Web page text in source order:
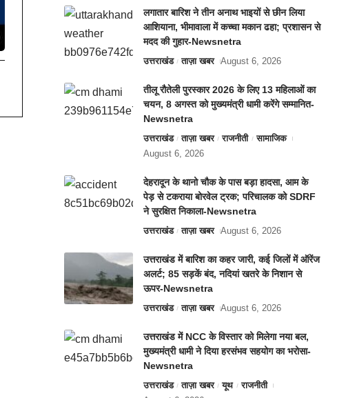
लगातार बारिश ने तीन अनाथ भाइयों से छीन लिया
आशियाना, भीमावाला में कच्चा मकान ढहा; प्रशासन से
मदद की गुहार-Newsnetra
उत्तराखंड ताज़ा खबर August 6, 2026
तीलू रौतेली पुरस्कार 2026 के लिए 13 महिलाओं का
चयन, 8 अगस्त को मुख्यमंत्री धामी करेंगे सम्मानित-
Newsnetra
उत्तराखंड ताज़ा खबर राजनीती
सामाजिक
August 6, 2026
देहरादून के थानो चौक के पास बड़ा हादसा, आम के
पेड़ से टकराया बोरवेल ट्रक; परिचालक को SDRF
ने सुरक्षित निकाला-Newsnetra
उत्तराखंड ताज़ा खबर August 6, 2026
उत्तराखंड में बारिश का कहर जारी, कई जिलों में ऑरेंज
अलर्ट; 85 सड़कें बंद, नदियां खतरे के निशान से
ऊपर-Newsnetra
उत्तराखंड ताज़ा खबर August 6, 2026
उत्तराखंड में NCC के विस्तार को मिलेगा नया बल,
मुख्यमंत्री धामी ने दिया हरसंभव सहयोग का भरोसा-
Newsnetra
उत्तराखंड ताज़ा खबर यूथ
राजनीती